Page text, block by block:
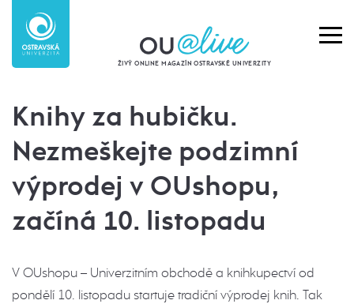
ŽIVÝ ONLINE MAGAZÍN OSTRAVSKÉ UNIVERZITY
Knihy za hubičku.
Nezmeškejte podzimní
výprodej v OUshopu,
začíná 10. listopadu
V OUshopu – Univerzitním obchodě a knihkupectví od
pondělí 10. listopadu startuje tradiční výprodej knih. Tak